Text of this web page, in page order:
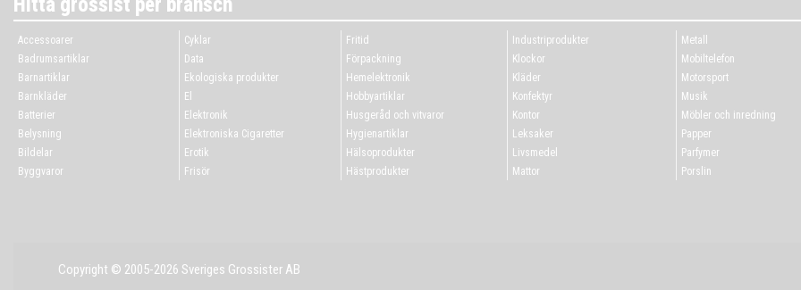
Hitta grossist per bransch
Accessoarer
Badrumsartiklar
Barnartiklar
Barnkläder
Batterier
Belysning
Bildelar
Byggvaror
Cyklar
Data
Ekologiska produkter
El
Elektronik
Elektroniska Cigaretter
Erotik
Frisör
Fritid
Förpackning
Hemelektronik
Hobbyartiklar
Husgeråd och vitvaror
Hygienartiklar
Hälsoprodukter
Hästprodukter
Industriprodukter
Klockor
Kläder
Konfektyr
Kontor
Leksaker
Livsmedel
Mattor
Metall
Mobiltelefon
Motorsport
Musik
Möbler och inredning
Papper
Parfymer
Porslin
Copyright © 2005-2026 Sveriges Grossister AB